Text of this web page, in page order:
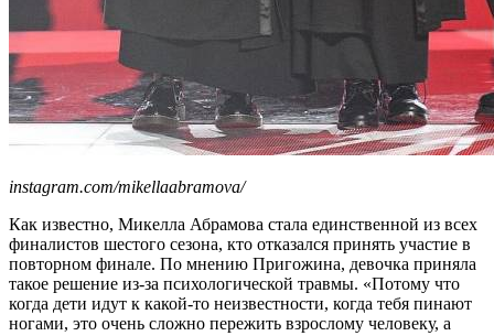
instagram.com/mikellaabramova/
Как известно, Микелла Абрамова стала единственной из всех
финалистов шестого сезона, кто отказался принять участие в
повторном финале. По мнению Пригожина, девочка приняла
такое решение из-за психологической травмы. «Потому что
когда дети идут к какой-то неизвестности, когда тебя пинают
ногами, это очень сложно пережить взрослому человеку, а